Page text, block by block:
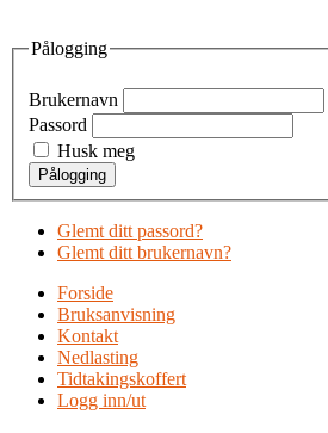
Pålogging
Brukernavn
Passord
Husk meg
Glemt ditt passord?
Glemt ditt brukernavn?
Forside
Bruksanvisning
Kontakt
Nedlasting
Tidtakingskoffert
Logg inn/ut